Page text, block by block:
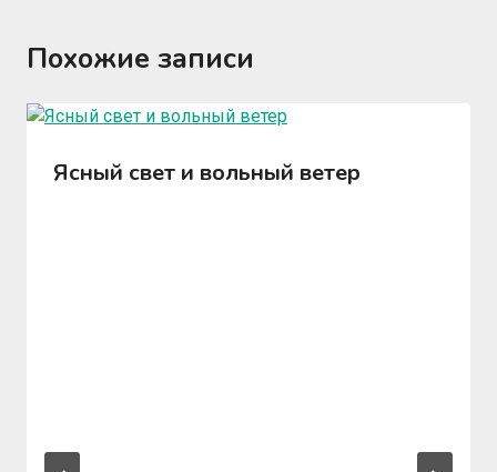
Похожие записи
Ясный свет и вольный ветер